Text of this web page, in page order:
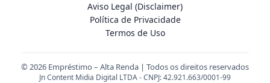
Aviso Legal (Disclaimer)
Política de Privacidade
Termos de Uso
© 2026 Empréstimo – Alta Renda | Todos os direitos reservados
Jn Content Midia Digital LTDA - CNPJ: 42.921.663/0001-99